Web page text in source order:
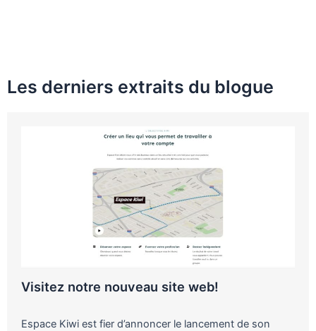
Les derniers extraits du blogue
Visitez notre nouveau site web!
Espace Kiwi est fier d’annoncer le lancement de son